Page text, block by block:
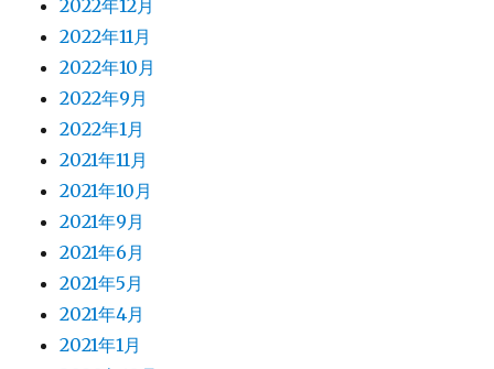
2022年12月
2022年11月
2022年10月
2022年9月
2022年1月
2021年11月
2021年10月
2021年9月
2021年6月
2021年5月
2021年4月
2021年1月